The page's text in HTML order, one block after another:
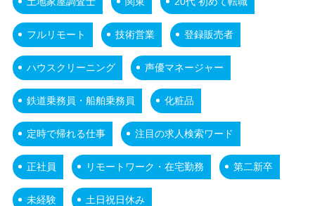
フルリモート 技術営業 登録販売者
ハウスクリーニング 声優マネージャー
鉄道乗務員・船舶乗務員 化粧品
定時で帰れる仕事 注目の求人検索ワード
正社員 リモートワーク・在宅勤務 第二新卒
未経験 土日祝日休み